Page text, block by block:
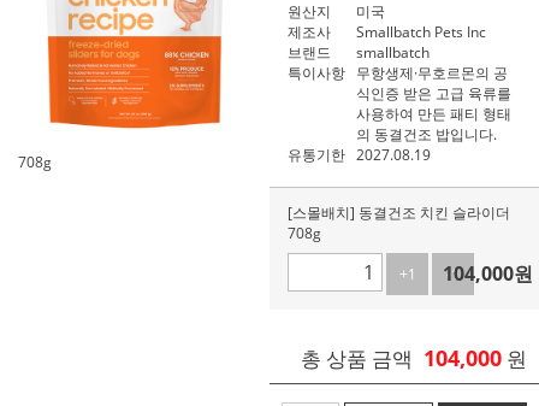
708g
원산지
미국
제조사
Smallbatch Pets Inc
브랜드
smallbatch
특이사항 무항생제·무호르몬의 공
식인증 받은 고급 육류를
사용하여 만든 패티 형태
의 동결건조 밥입니다.
유통기한 2027.08.19
[스몰배치] 동결건조 치킨 슬라이더
708g
+1
-1
104,000원
총 상품 금액 104,000 원